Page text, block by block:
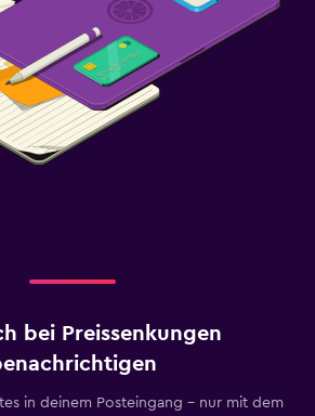
bei Preissenkungen
in deinem Posteingang – nur mit dem